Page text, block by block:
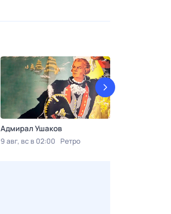
Адмирал Ушаков
9 авг, вс в 02:00 Ретро